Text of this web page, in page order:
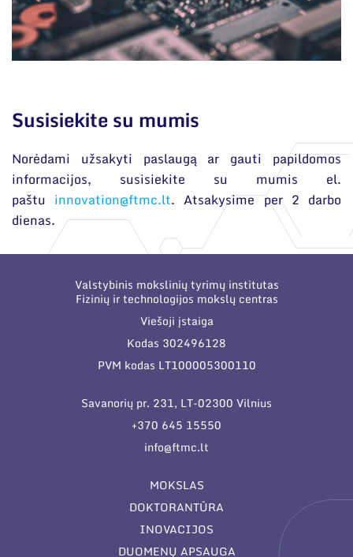
Susisiekite su mumis
Norėdami užsakyti paslaugą ar gauti papildomos
informacijos, susisiekite su mumis el.
paštu innovation@ftmc.lt. Atsakysime per 2 darbo
dienas.
Valstybinis mokslinių tyrimų institutas
Fizinių ir technologijos mokslų centras
Viešoji įstaiga
Kodas 302496128
PVM kodas LT100005300110
Savanorių pr. 231, LT-02300 Vilnius
+370 645 15550
info@ftmc.lt
MOKSLAS
DOKTORANTŪRA
INOVACIJOS
DUOMENŲ APSAUGA